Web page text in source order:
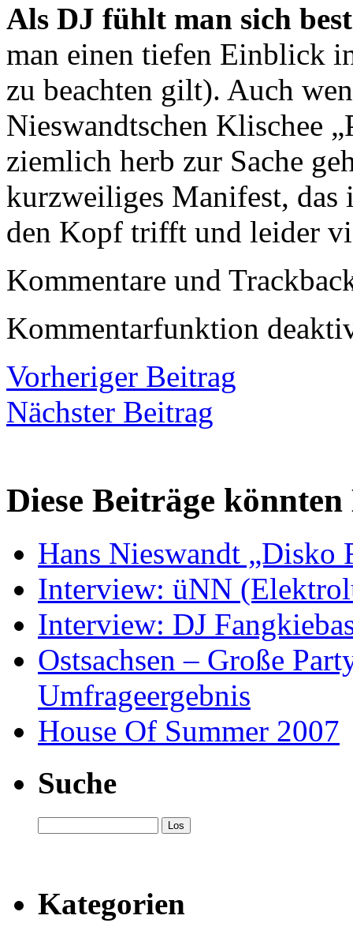
Als DJ fühlt man sich
man einen tiefen Einblick
zu beachten gilt). Auch
Nieswandtschen Klischee
ziemlich herb zur Sache
kurzweiliges Manifest, das
den Kopf trifft und leider
Kommentare und
Kommentarfunktion
Vorheriger Beitrag
Nächster Beitrag
Diese Beiträge
Hans Nieswandt „Disko
Interview: üNN
Interview: DJ
Ostsachsen – Große
Umfrageergebnis
House Of Summer 2007
Suche
Kategorien